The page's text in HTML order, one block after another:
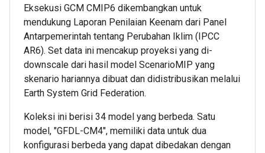
Eksekusi GCM CMIP6 dikembangkan untuk
mendukung Laporan Penilaian Keenam dari Panel
Antarpemerintah tentang Perubahan Iklim (IPCC
AR6). Set data ini mencakup proyeksi yang di-
downscale dari hasil model ScenarioMIP yang
skenario hariannya dibuat dan didistribusikan melalui
Earth System Grid Federation.
Koleksi ini berisi 34 model yang berbeda. Satu
model, "GFDL-CM4", memiliki data untuk dua
konfigurasi berbeda yang dapat dibedakan dengan